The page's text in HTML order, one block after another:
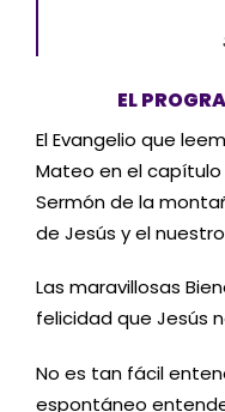
EL
El Evangelio que
Mateo en el
Sermón de la
de Jesús y el
Las maravillosas
felicidad que Jesús
No es tan fácil
espontáneo